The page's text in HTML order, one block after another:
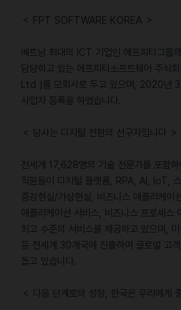
＜ FPT SOFTWARE KOREA ＞
베트남 최대의 ICT 기업인 에프피티그
담당하고 있는 에프피티소프트웨어 주
Ltd )를 모회사로 두고 있으며, 2020년 3
사업자 등록을 하였습니다.
＜ 당사는 디지털 전환의 선구자입니다 ＞
전세계 17,628명의 기술 전문가를 포함
직원들이 디지털 플랫폼, RPA, AI, IoT,
증강현실/가상현실, 비즈니스 애플리케이
애플리케이션 서비스, 비즈니스 프로세스
최고 수준의 서비스를 제공하고 있으며,
등 전세계 30개국에 진출하여 글로벌 고
돕고 있습니다.
＜ 다음 단계로의 성장, 한국은 우리에게